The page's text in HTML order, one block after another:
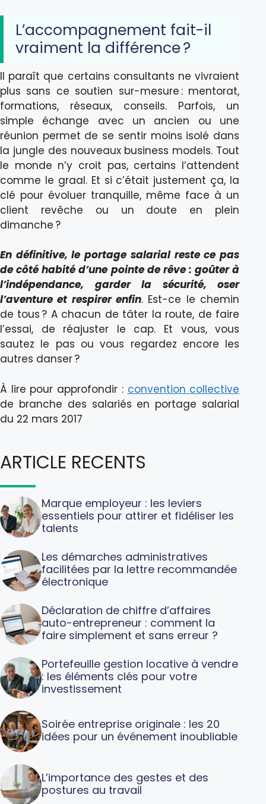
L’accompagnement fait-il
vraiment la différence ?
Il paraît que certains consultants ne vivraient
plus sans ce soutien sur-mesure : mentorat,
formations, réseaux, conseils. Parfois, un
simple échange avec un ancien ou une
réunion permet de se sentir moins isolé dans
la jungle des nouveaux business models. Tout
le monde n’y croit pas, certains l’attendent
comme le graal. Et si c’était justement ça, la
clé pour évoluer tranquille, même face à un
client revêche ou un doute en plein
dimanche ?
En définitive, le portage salarial reste ce pas
de côté habité d’une pointe de rêve : goûter à
l’indépendance, garder la sécurité, oser
l’aventure et respirer enfin. Est-ce le chemin
de tous ? A chacun de tâter la route, de faire
l’essai, de réajuster le cap. Et vous, vous
sautez le pas ou vous regardez encore les
autres danser ?
À lire pour approfondir : convention collective
de branche des salariés en portage salarial
du 22 mars 2017
ARTICLE RECENTS
Marque employeur : les leviers
essentiels pour attirer et fidéliser les
talents
Les démarches administratives
facilitées par la lettre recommandée
électronique
Déclaration de chiffre d’affaires
auto-entrepreneur : comment la
faire simplement et sans erreur ?
Portefeuille gestion locative à vendre
: les éléments clés pour votre
investissement
Soirée entreprise originale : les 20
idées pour un événement inoubliable
L’importance des gestes et des
postures au travail